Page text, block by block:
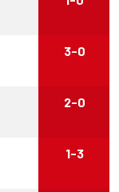
3-0
2-0
1-3